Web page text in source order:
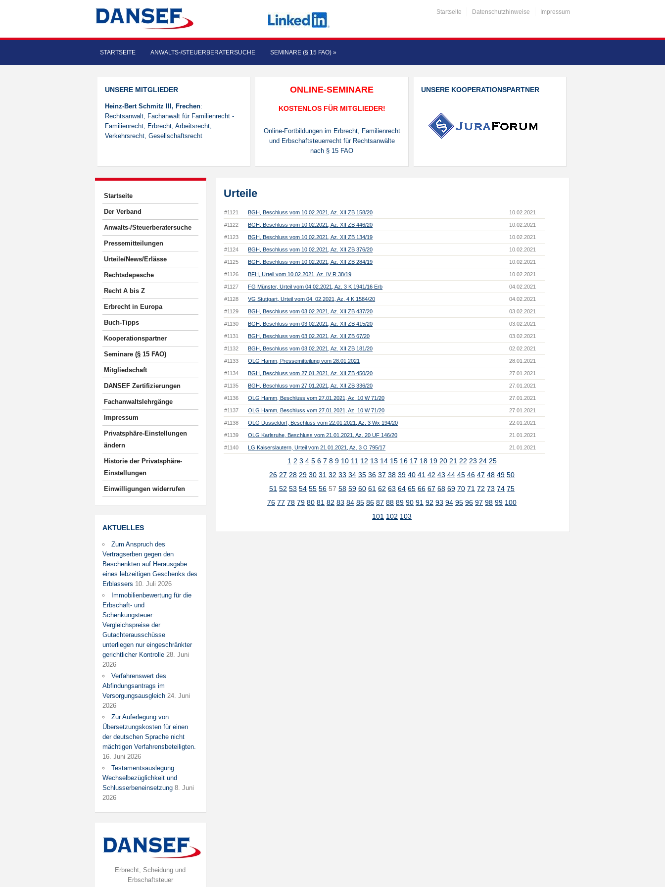
Startseite Datenschutzhinweise Impressum
STARTSEITE ANWALTS-/STEUERBERATERSUCHE SEMINARE (§ 15 FAO) »
UNSERE MITGLIEDER
Heinz-Bert Schmitz III, Frechen:
Rechtsanwalt, Fachanwalt für Familienrecht -
Familienrecht, Erbrecht, Arbeitsrecht,
Verkehrsrecht, Gesellschaftsrecht
ONLINE-SEMINARE
KOSTENLOS FÜR MITGLIEDER!
Online-Fortbildungen im Erbrecht, Familienrecht
und Erbschaftsteuerrecht für Rechtsanwälte
nach § 15 FAO
UNSERE KOOPERATIONSPARTNER
Startseite
Der Verband
Anwalts-/Steuerberatersuche
Pressemitteilungen
Urteile/News/Erlässe
Rechtsdepesche
Recht A bis Z
Erbrecht in Europa
Buch-Tipps
Kooperationspartner
Seminare (§ 15 FAO)
Mitgliedschaft
DANSEF Zertifizierungen
Fachanwaltslehrgänge
Impressum
Privatsphäre-Einstellungen
ändern
Historie der Privatsphäre-
Einstellungen
Einwilligungen widerrufen
AKTUELLES
Zum Anspruch des
Vertragserben gegen den
Beschenkten auf Herausgabe
eines lebzeitigen Geschenks des
Erblassers 10. Juli 2026
Immobilienbewertung für die
Erbschaft- und
Schenkungsteuer:
Vergleichspreise der
Gutachterausschüsse
unterliegen nur eingeschränkter
gerichtlicher Kontrolle 28. Juni
2026
Verfahrenswert des
Abfindungsantrags im
Versorgungsausgleich 24. Juni
2026
Zur Auferlegung von
Übersetzungskosten für einen
der deutschen Sprache nicht
mächtigen Verfahrensbeteiligten.
16. Juni 2026
Testamentsauslegung
Wechselbezüglichkeit und
Schlusserbeneinsetzung 8. Juni
2026
Erbrecht, Scheidung und
Erbschaftsteuer
Urteile
#1121 BGH, Beschluss vom 10.02.2021, Az. XII ZB 158/20 10.02.2021
#1122 BGH, Beschluss vom 10.02.2021, Az. XII ZB 446/20 10.02.2021
#1123 BGH, Beschluss vom 10.02.2021, Az. XII ZB 134/19 10.02.2021
#1124 BGH, Beschluss vom 10.02.2021, Az. XII ZB 376/20 10.02.2021
#1125 BGH, Beschluss vom 10.02.2021, Az. XII ZB 284/19 10.02.2021
#1126 BFH, Urteil vom 10.02.2021, Az. IV R 38/19 10.02.2021
#1127 FG Münster, Urteil vom 04.02.2021, Az. 3 K 1941/16 Erb 04.02.2021
#1128 VG Stuttgart, Urteil vom 04. 02.2021, Az. 4 K 1584/20 04.02.2021
#1129 BGH, Beschluss vom 03.02.2021, Az. XII ZB 437/20 03.02.2021
#1130 BGH, Beschluss vom 03.02.2021, Az. XII ZB 415/20 03.02.2021
#1131 BGH, Beschluss vom 03.02.2021, Az. XII ZB 67/20 03.02.2021
#1132 BGH, Beschluss vom 03.02.2021, Az. XII ZB 181/20 02.02.2021
#1133 OLG Hamm, Pressemitteilung vom 28.01.2021 28.01.2021
#1134 BGH, Beschluss vom 27.01.2021, Az. XII ZB 450/20 27.01.2021
#1135 BGH, Beschluss vom 27.01.2021, Az. XII ZB 336/20 27.01.2021
#1136 OLG Hamm, Beschluss vom 27.01.2021, Az. 10 W 71/20 27.01.2021
#1137 OLG Hamm, Beschluss vom 27.01.2021, Az. 10 W 71/20 27.01.2021
#1138 OLG Düsseldorf, Beschluss vom 22.01.2021, Az. 3 Wx 194/20 22.01.2021
#1139 OLG Karlsruhe, Beschluss vom 21.01.2021, Az. 20 UF 146/20 21.01.2021
#1140 LG Kaiserslautern, Urteil vom 21.01.2021, Az. 3 O 795/17 21.01.2021
1 2 3 4 5 6 7 8 9 10 11 12 13 14 15 16 17 18 19 20 21 22 23 24 25
26 27 28 29 30 31 32 33 34 35 36 37 38 39 40 41 42 43 44 45 46 47 48 49 50
51 52 53 54 55 56 5758 59 60 61 62 63 64 65 66 67 68 69 70 71 72 73 74 75
76 77 78 79 80 81 82 83 84 85 86 87 88 89 90 91 92 93 94 95 96 97 98 99 100
101 102 103